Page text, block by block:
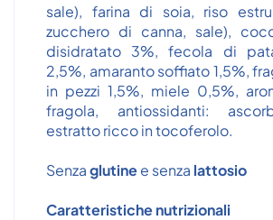
sale), farina di soia, riso
zucchero di canna, sale),
disidratato 3%, fecola di
2,5%, amaranto soffiato 1,5%,
in pezzi 1,5%, miele 0,5%,
fragola, antiossidanti:
estratto ricco in tocoferolo.
Senzaglutinee senza lattosio
Caratteristiche nutrizionali